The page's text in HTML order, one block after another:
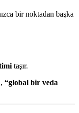
bir noktadan başka
taşır.
“global bir veda